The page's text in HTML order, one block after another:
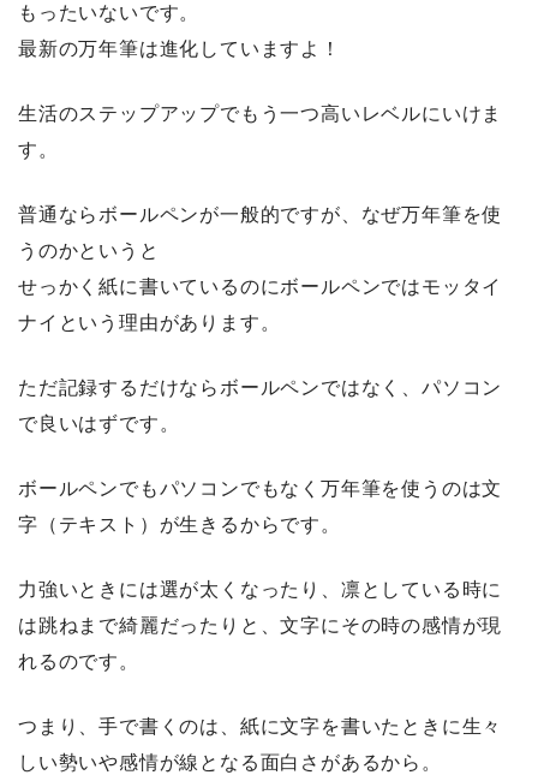
もったいないです。
最新の万年筆は進化していますよ！
生活のステップアップでもう一つ高いレベルにいけま
す。
普通ならボールペンが一般的ですが、なぜ万年筆を使
うのかというと
せっかく紙に書いているのにボールペンではモッタイ
ナイという理由があります。
ただ記録するだけならボールペンではなく、パソコン
で良いはずです。
ボールペンでもパソコンでもなく万年筆を使うのは文
字（テキスト）が生きるからです。
力強いときには選が太くなったり、凛としている時に
は跳ねまで綺麗だったりと、文字にその時の感情が現
れるのです。
つまり、手で書くのは、紙に文字を書いたときに生々
しい勢いや感情が線となる面白さがあるから。